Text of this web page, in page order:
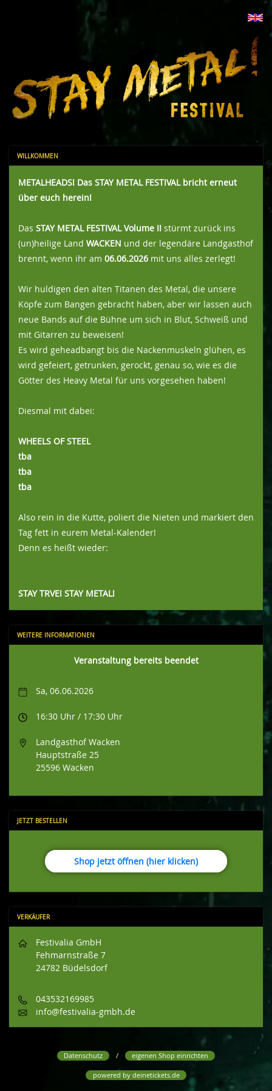
WILLKOMMEN
METALHEADS! Das STAY METAL FESTIVAL bricht erneut
über euch herein!
Das STAY METAL FESTIVAL Volume II stürmt zurück ins
(un)heilige Land WACKEN und der legendäre Landgasthof
brennt, wenn ihr am 06.06.2026 mit uns alles zerlegt!
Wir huldigen den alten Titanen des Metal, die unsere
Köpfe zum Bangen gebracht haben, aber wir lassen auch
neue Bands auf die Bühne um sich in Blut, Schweiß und
mit Gitarren zu beweisen!
Es wird geheadbangt bis die Nackenmuskeln glühen, es
wird gefeiert, getrunken, gerockt, genau so, wie es die
Götter des Heavy Metal für uns vorgesehen haben!
Diesmal mit dabei:
WHEELS OF STEEL
tba
tba
tba
Also rein in die Kutte, poliert die Nieten und markiert den
Tag fett in eurem Metal-Kalender!
Denn es heißt wieder:
STAY TRVE! STAY METAL!
WEITERE INFORMATIONEN
Veranstaltung bereits beendet
Sa, 06.06.2026
16:30 Uhr / 17:30 Uhr
Landgasthof Wacken
Hauptstraße 25
25596 Wacken
JETZT BESTELLEN
Shop jetzt öffnen (hier klicken)
VERKÄUFER
Festivalia GmbH
Fehmarnstraße 7
24782 Büdelsdorf
043532169985
info@festivalia-gmbh.de
Datenschutz / eigenen Shop einrichten
powered by deinetickets.de